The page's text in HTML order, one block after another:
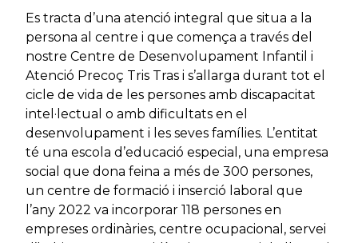
Es tracta d’una atenció integral que situa a la
persona al centre i que comença a través del
nostre Centre de Desenvolupament Infantil i
Atenció Precoç Tris Tras i s’allarga durant tot el
cicle de vida de les persones amb discapacitat
intel·lectual o amb dificultats en el
desenvolupament i les seves famílies. L’entitat
té una escola d’educació especial, una empresa
social que dona feina a més de 300 persones,
un centre de formació i inserció laboral que
l’any 2022 va incorporar 118 persones en
empreses ordinàries, centre ocupacional, servei